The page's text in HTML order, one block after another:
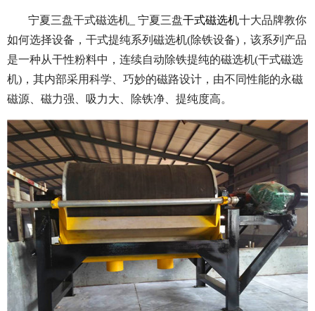
宁夏三盘干式磁选机_ 宁夏三盘干式磁选机十大品牌教你
如何选择设备，干式提纯系列磁选机(除铁设备)，该系列产品
是一种从干性粉料中，连续自动除铁提纯的磁选机(干式磁选
机)，其内部采用科学、巧妙的磁路设计，由不同性能的永磁
磁源、磁力强、吸力大、除铁净、提纯度高。